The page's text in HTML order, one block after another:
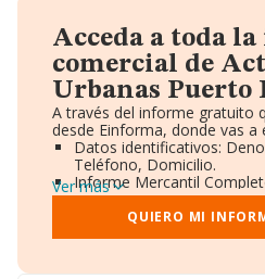
Acceda a toda
comercial de
Urbanas Puerto
A través del informe gratuito
desde Einforma, donde vas a
Datos identificativos:
Teléfono, Domicilio.
Informe Mercantil
Gráficos de Evolución
Consejo de
Directivos y Ejecutivos.
Ver más
QUIERO MI